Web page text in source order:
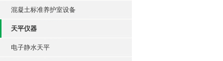
混凝土标准养护室设备
天平仪器
电子静水天平